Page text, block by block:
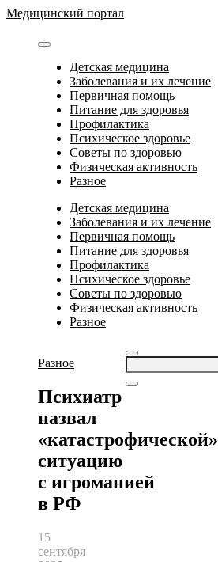
Перейти
содержимому
Медицинский портал
Детская медицина
Заболевания и их лечение
Первичная помощь
Питание для здоровья
Профилактика
Психическое здоровье
Советы по здоровью
Физическая активность
Разное
Детская медицина
Заболевания и их лечение
Первичная помощь
Питание для здоровья
Профилактика
Психическое здоровье
Советы по здоровью
Физическая активность
Разное
Найти:
Разное
Психиатр
назвал
«катастрофической»
ситуацию
с игроманией
в РФ
15
сентября